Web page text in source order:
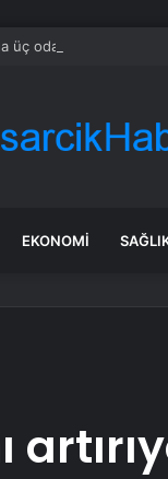
üç odalı ev inşa etti
EKONOMI